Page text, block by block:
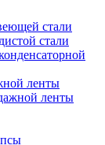
стали
стали
ленты
ленты